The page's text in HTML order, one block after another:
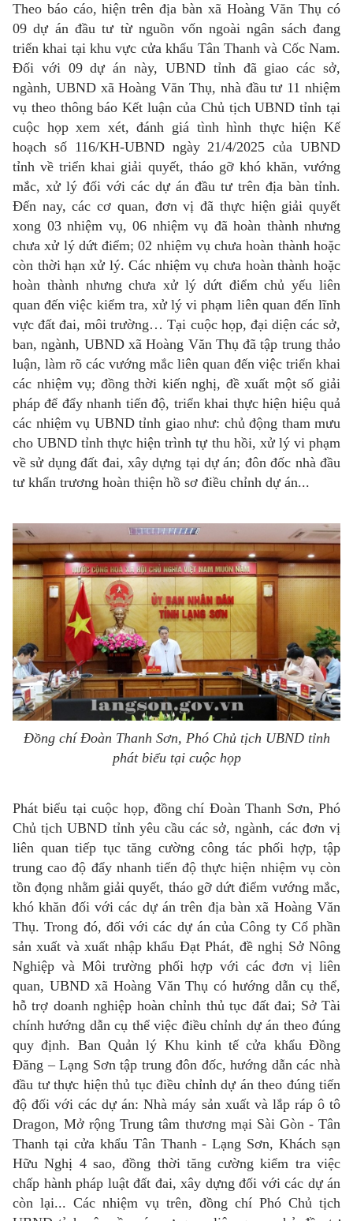
Theo báo cáo, hiện trên địa bàn xã Hoàng Văn Thụ có
09 dự án đầu tư từ nguồn vốn ngoài ngân sách đang
triển khai tại khu vực cửa khẩu Tân Thanh và Cốc Nam.
Đối với 09 dự án này, UBND tỉnh đã giao các sở,
ngành, UBND xã Hoàng Văn Thụ, nhà đầu tư 11 nhiệm
vụ theo thông báo Kết luận của Chủ tịch UBND tỉnh tại
cuộc họp xem xét, đánh giá tình hình thực hiện Kế
hoạch số 116/KH-UBND ngày 21/4/2025 của UBND
tỉnh về triển khai giải quyết, tháo gỡ khó khăn, vướng
mắc, xử lý đối với các dự án đầu tư trên địa bàn tỉnh.
Đến nay, các cơ quan, đơn vị đã thực hiện giải quyết
xong 03 nhiệm vụ, 06 nhiệm vụ đã hoàn thành nhưng
chưa xử lý dứt điểm; 02 nhiệm vụ chưa hoàn thành hoặc
còn thời hạn xử lý. Các nhiệm vụ chưa hoàn thành hoặc
hoàn thành nhưng chưa xử lý dứt điểm chủ yếu liên
quan đến việc kiểm tra, xử lý vi phạm liên quan đến lĩnh
vực đất đai, môi trường… Tại cuộc họp, đại diện các sở,
ban, ngành, UBND xã Hoàng Văn Thụ đã tập trung thảo
luận, làm rõ các vướng mắc liên quan đến việc triển khai
các nhiệm vụ; đồng thời kiến nghị, đề xuất một số giải
pháp để đẩy nhanh tiến độ, triển khai thực hiện hiệu quả
các nhiệm vụ UBND tỉnh giao như: chủ động tham mưu
cho UBND tỉnh thực hiện trình tự thu hồi, xử lý vi phạm
về sử dụng đất đai, xây dựng tại dự án; đôn đốc nhà đầu
tư khẩn trương hoàn thiện hồ sơ điều chỉnh dự án...
Đồng chí Đoàn Thanh Sơn, Phó Chủ tịch UBND tỉnh
phát biểu tại cuộc họp
Phát biểu tại cuộc họp, đồng chí Đoàn Thanh Sơn, Phó
Chủ tịch UBND tỉnh yêu cầu các sở, ngành, các đơn vị
liên quan tiếp tục tăng cường công tác phối hợp, tập
trung cao độ đẩy nhanh tiến độ thực hiện nhiệm vụ còn
tồn đọng nhằm giải quyết, tháo gỡ dứt điểm vướng mắc,
khó khăn đối với các dự án trên địa bàn xã Hoàng Văn
Thụ. Trong đó, đối với các dự án của Công ty Cổ phần
sản xuất và xuất nhập khẩu Đạt Phát, đề nghị Sở Nông
Nghiệp và Môi trường phối hợp với các đơn vị liên
quan, UBND xã Hoàng Văn Thụ có hướng dẫn cụ thể,
hỗ trợ doanh nghiệp hoàn chỉnh thủ tục đất đai; Sở Tài
chính hướng dẫn cụ thể việc điều chỉnh dự án theo đúng
quy định. Ban Quản lý Khu kinh tế cửa khẩu Đồng
Đăng – Lạng Sơn tập trung đôn đốc, hướng dẫn các nhà
đầu tư thực hiện thủ tục điều chỉnh dự án theo đúng tiến
độ đối với các dự án: Nhà máy sản xuất và lắp ráp ô tô
Dragon, Mở rộng Trung tâm thương mại Sài Gòn - Tân
Thanh tại cửa khẩu Tân Thanh - Lạng Sơn, Khách sạn
Hữu Nghị 4 sao, đồng thời tăng cường kiểm tra việc
chấp hành pháp luật đất đai, xây dựng đối với các dự án
còn lại... Các nhiệm vụ trên, đồng chí Phó Chủ tịch